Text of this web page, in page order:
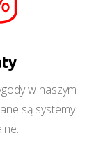
w naszym
są systemy